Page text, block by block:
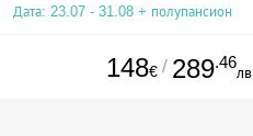
Дата: 23.07 - 31.08 + полупансион
148€ / 289.46
лв.